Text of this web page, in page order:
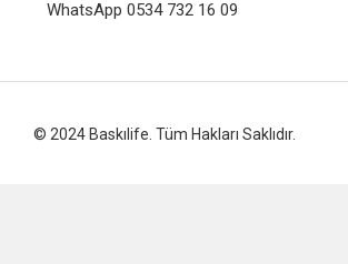
WhatsApp 0534 732 16 09
© 2024 Baskılife. Tüm Hakları Saklıdır.